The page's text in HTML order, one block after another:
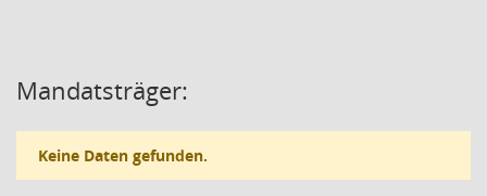
Mandatsträger:
Keine Daten gefunden.